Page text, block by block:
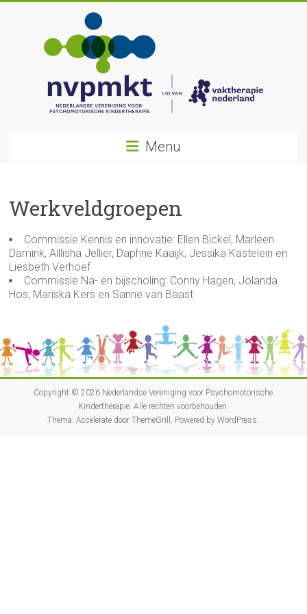
Nederlandse
Vereniging
Psychomotorische
Kindertherapie
Menu
Werkveldgroepen
Commissie Kennis en innovatie: Ellen Bickel, Marleen
Damink, Alllisha Jellier, Daphne Kaaijk, Jessika Kastelein en
Liesbeth Verhoef
Commissie Na- en bijscholing: Conny Hagen, Jolanda
Hos, Mariska Kers en Sanne van Baast
Copyright © 2026 Nederlandse Vereniging voor Psychomotorische
Kindertherapie. Alle rechten voorbehouden.
Thema:Accelerate door ThemeGrill. Powered byWordPress.